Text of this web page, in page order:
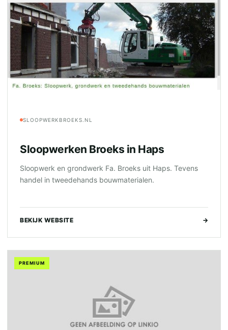
SLOOPWERKBROEKS.NL
Sloopwerken Broeks in Haps
Sloopwerk en grondwerk Fa. Broeks uit Haps. Tevens
handel in tweedehands bouwmaterialen.
BEKIJK WEBSITE →
PREMIUM